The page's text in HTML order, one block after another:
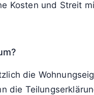
Kosten und Streit
die
die